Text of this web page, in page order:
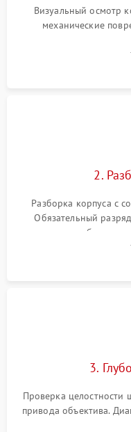
Визуальный осмотр
механические
включение,
матрицы и затвора,
2.
Разборка корпуса с
Обязательный
вспышки для
пыли, песка и
3.
Проверка целостности
привода объектива.
питания и